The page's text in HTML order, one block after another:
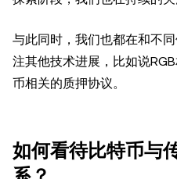
与此同时，我们也都在和不
注其他技术进展，比如说
币相关的质押协议。
如何看待比特币与